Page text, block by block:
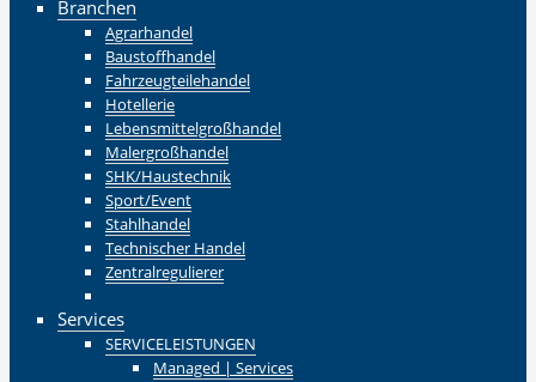
Branchen
Agrarhandel
Baustoffhandel
Fahrzeugteilehandel
Hotellerie
Lebensmittelgroßhandel
Malergroßhandel
SHK/Haustechnik
Sport/Event
Stahlhandel
Technischer Handel
Zentralregulierer
Services
SERVICELEISTUNGEN
Managed | Services